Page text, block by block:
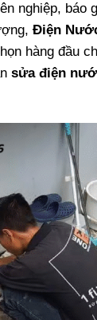
nghiệp, báo
Điện
hàng đầu
sửa điện